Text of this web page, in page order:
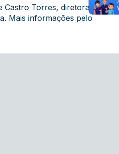
Castro Torres, diretora adjunta
. Mais informações pelo